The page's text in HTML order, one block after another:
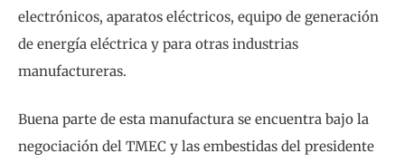
electrónicos, aparatos eléctricos, equipo de generación
de energía eléctrica y para otras industrias
manufactureras.
Buena parte de esta manufactura se encuentra bajo la
negociación del TMEC y las embestidas del presidente